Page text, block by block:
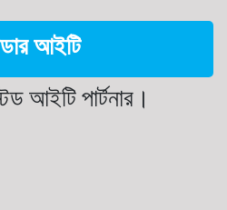
আইটি
আইটি পার্টনার।